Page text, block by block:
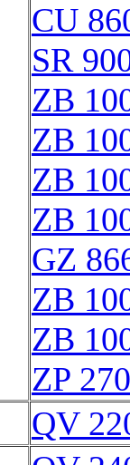
CU
SR
ZB
ZB
ZB
ZB
GZ
ZB
ZB
ZP
QV